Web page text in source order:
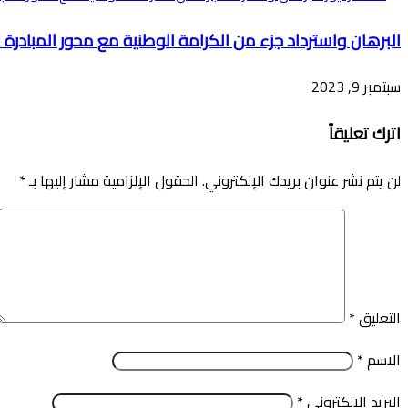
البرهان واسترداد جزء من الكرامة الوطنية مع محور
سبتمبر 9, 2023
اترك تعليقاً
لن يتم نشر عنوان بريدك الإلكتروني. الحقول الإلزامية مشار إليها بـ*
التعليق*
الاسم*
البريد الإلكتروني*